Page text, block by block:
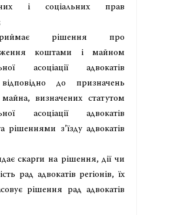
і соціальних прав
рішення про
коштами і майном
асоціації адвокатів
до призначень
визначених статутом
асоціації адвокатів
рішеннями з’їзду адвокатів
скарги на рішення, дії чи
рад адвокатів регіонів, їх
рішення рад адвокатів